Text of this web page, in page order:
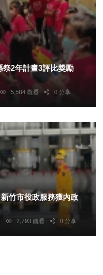
5,584 觀看 0 分享
2,793 觀看 0 分享